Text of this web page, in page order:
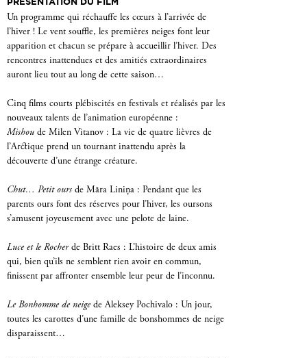
Un programme qui réchauffe les cœurs à l’arrivée de
l’hiver ! Le vent souffle, les premières neiges font leur
apparition et chacun se prépare à accueillir l’hiver. Des
rencontres inattendues et des amitiés extraordinaires
auront lieu tout au long de cette saison…
Cinq films courts plébiscités en festivals et réalisés par les
nouveaux talents de l’animation européenne :
Mishou de Milen Vitanov : La vie de quatre lièvres de
l’Arctique prend un tournant inattendu après la
découverte d’une étrange créature.
Chut… Petit ours de Māra Liniņa : Pendant que les
parents ours font des réserves pour l’hiver, les oursons
s’amusent joyeusement avec une pelote de laine.
Luce et le Rocherde Britt Raes : L’histoire de deux amis
qui, bien qu’ils ne semblent rien avoir en commun,
finissent par affronter ensemble leur peur de l’inconnu.
Le Bonhomme de neigede Aleksey Pochivalo : Un jour,
toutes les carottes d’une famille de bonshommes de neige
disparaissent…